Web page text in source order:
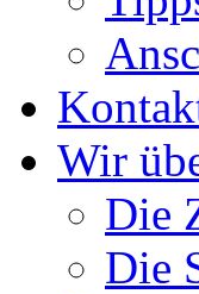
Wir
Die
Die